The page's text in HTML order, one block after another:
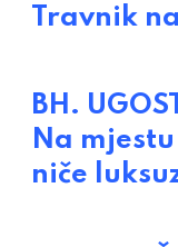
Travnik
BH.
Na
niče